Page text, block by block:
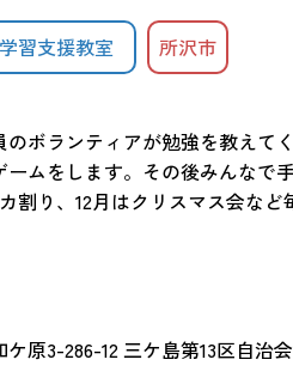
学習支援教室 所沢市
のボランティアが勉強を教えて
ムをします。その後みんなで
割り、12月はクリスマス会など
原3-286-12 三ケ島第13区自治